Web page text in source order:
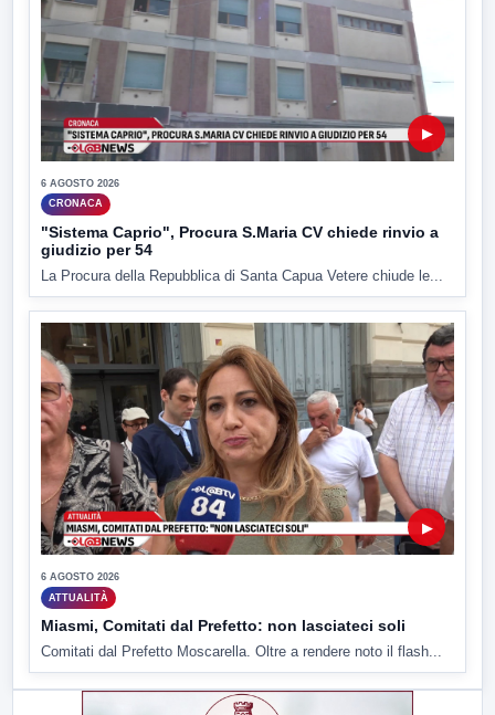
▶
6 AGOSTO 2026
CRONACA
"Sistema Caprio", Procura S.Maria CV chiede rinvio a
giudizio per 54
La Procura della Repubblica di Santa Capua Vetere chiude le...
▶
6 AGOSTO 2026
ATTUALITÀ
Miasmi, Comitati dal Prefetto: non lasciateci soli
Comitati dal Prefetto Moscarella. Oltre a rendere noto il flash...